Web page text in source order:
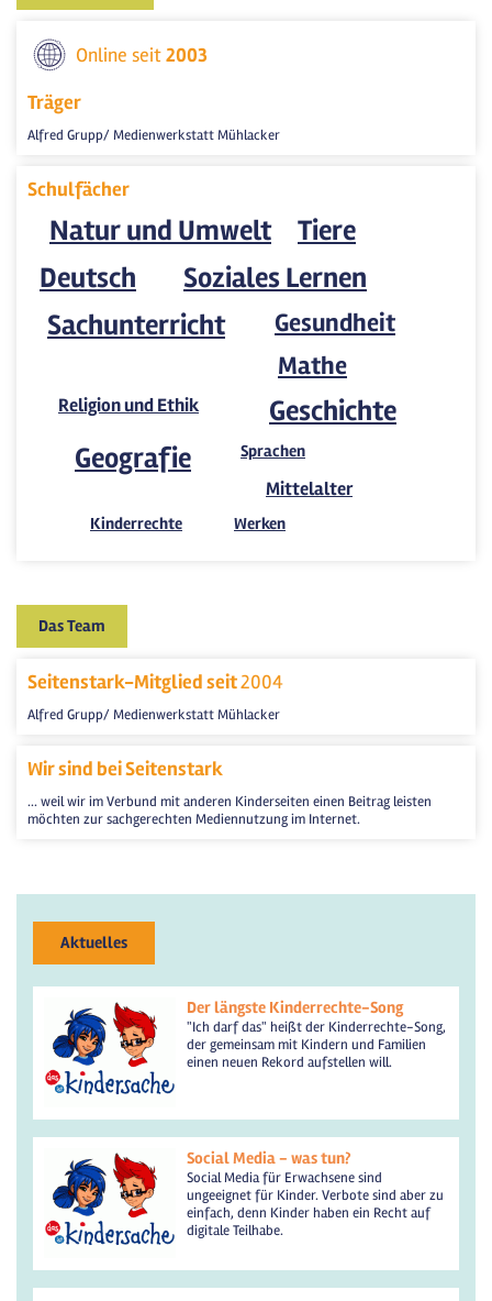
Online seit2003
Träger
Alfred Grupp/ Medienwerkstatt Mühlacker
Schulfächer
Natur und Umwelt
Tiere
Deutsch
Soziales Lernen
Sachunterricht
Gesundheit
Mathe
Religion und Ethik
Geschichte
Geografie
Sprachen
Mittelalter
Kinderrechte Werken
Das Team
Seitenstark-Mitglied seit2004
Alfred Grupp/ Medienwerkstatt Mühlacker
Wir sind bei Seitenstark
... weil wir im Verbund mit anderen Kinderseiten einen Beitrag leisten
möchten zur sachgerechten Mediennutzung im Internet.
Aktuelles
Der längste Kinderrechte-Song
"Ich darf das" heißt der Kinderrechte-Song,
der gemeinsam mit Kindern und Familien
einen neuen Rekord aufstellen will.
Social Media - was tun?
Social Media für Erwachsene sind
ungeeignet für Kinder. Verbote sind aber zu
einfach, denn Kinder haben ein Recht auf
digitale Teilhabe.